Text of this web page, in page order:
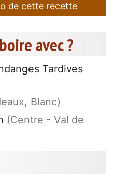
de cette recette
avec ?
Tardives
Blanc)
(Centre - Val de